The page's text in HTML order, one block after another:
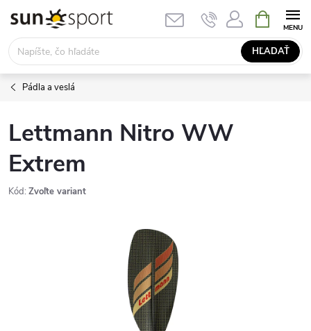
obsah
HĽADAŤ
KOŠÍK
Pádla a veslá
Lettmann Nitro WW
Extrem
Kód: Zvoľte variant